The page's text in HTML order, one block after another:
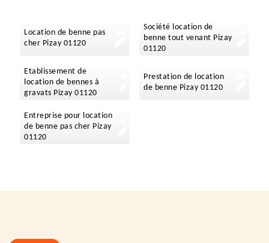
Location de benne pas
cher Pizay 01120
Société location de
benne tout venant Pizay
01120
Etablissement de
location de bennes à
gravats Pizay 01120
Prestation de location
de benne Pizay 01120
Entreprise pour location
de benne pas cher Pizay
01120